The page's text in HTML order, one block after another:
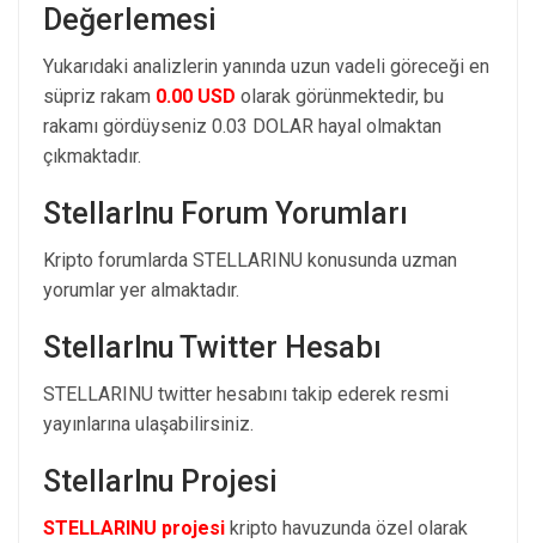
Değerlemesi
Yukarıdaki analizlerin yanında uzun vadeli göreceği en
süpriz rakam 0.00 USD olarak görünmektedir, bu
rakamı gördüyseniz 0.03 DOLAR hayal olmaktan
çıkmaktadır.
StellarInu Forum Yorumları
Kripto forumlarda STELLARINU konusunda uzman
yorumlar yer almaktadır.
StellarInu Twitter Hesabı
STELLARINU twitter hesabını takip ederek resmi
yayınlarına ulaşabilirsiniz.
StellarInu Projesi
STELLARINU projesi kripto havuzunda özel olarak